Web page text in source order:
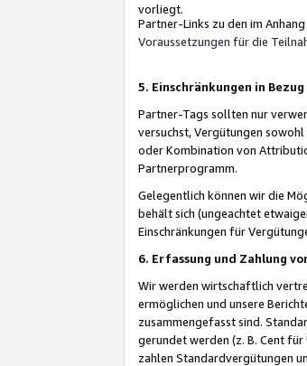
vorliegt.
Partner-Links zu den im
Voraussetzungen für die
5. Einschränkungen in
Partner-Tags sollten nur
versuchst, Vergütungen
oder Kombination von
Partnerprogramm.
Gelegentlich können wir die
behält sich (ungeachtet
Einschränkungen für
6. Erfassung und Zahlung
Wir werden wirtschaftlich
ermöglichen und unsere
zusammengefasst sind.
gerundet werden (z. B. Cent
zahlen Standardvergütungen